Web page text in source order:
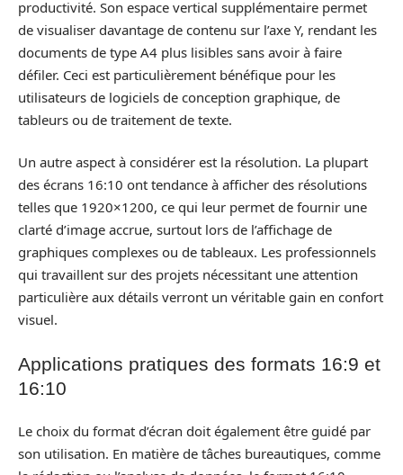
productivité. Son espace vertical supplémentaire permet
de visualiser davantage de contenu sur l’axe Y, rendant les
documents de type A4 plus lisibles sans avoir à faire
défiler. Ceci est particulièrement bénéfique pour les
utilisateurs de logiciels de conception graphique, de
tableurs ou de traitement de texte.
Un autre aspect à considérer est la résolution. La plupart
des écrans 16:10 ont tendance à afficher des résolutions
telles que 1920×1200, ce qui leur permet de fournir une
clarté d’image accrue, surtout lors de l’affichage de
graphiques complexes ou de tableaux. Les professionnels
qui travaillent sur des projets nécessitant une attention
particulière aux détails verront un véritable gain en confort
visuel.
Applications pratiques des formats 16:9 et
16:10
Le choix du format d’écran doit également être guidé par
son utilisation. En matière de tâches bureautiques, comme